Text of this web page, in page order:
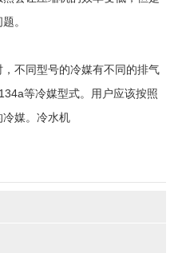
。
不同型号的冷媒有不同的排气
等冷媒型式。用户应该按照
媒。冷水机